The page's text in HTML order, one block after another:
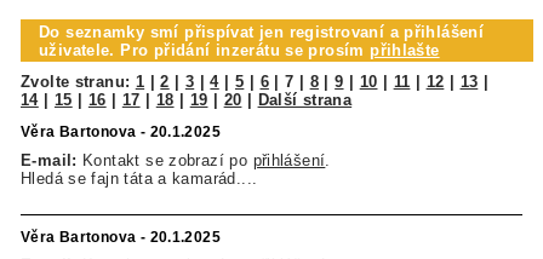
Do seznamky smí přispívat jen registrovaní a přihlášení
uživatele. Pro přidání inzerátu se prosímpřihlašte
Zvolte stranu: 1 |2 3 |4| 5 6|7 8|9 10 11 12 13
14| 15 16 17 18 19 20 Další strana
Věra Bartonova - 20.1.2025
E-mail: Kontakt se zobrazí po přihlášení
Hledá se fajn táta a kamarád....
Věra Bartonova - 20.1.2025